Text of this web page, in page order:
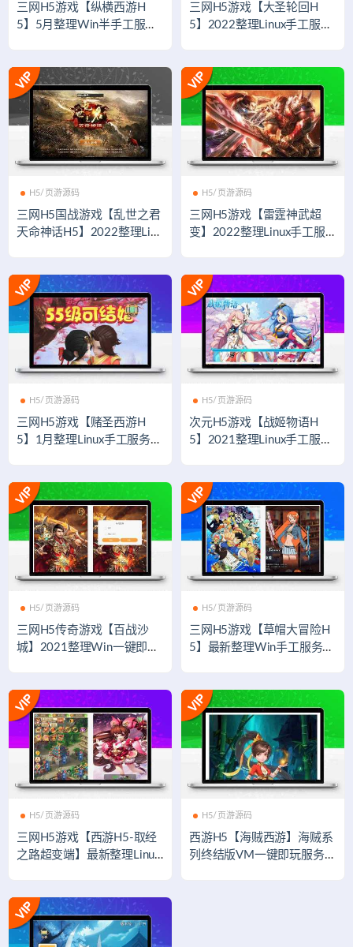
三网H5游戏【纵横西游H
5】5月整理Win半手工服务
三网H5游戏【大圣轮回H
5】2022整理Linux手工服务
H5/页游源码
三网H5国战游戏【乱世之君
天命神话H5】2022整理Linu
H5/页游源码
三网H5游戏【雷霆神武超
变】2022整理Linux手工服
H5/页游源码
三网H5游戏【赌圣西游H
5】1月整理Linux手工服务端
H5/页游源码
次元H5游戏【战姬物语H
5】2021整理Linux手工服务
H5/页游源码
三网H5传奇游戏【百战沙
城】2021整理Win一键即玩
H5/页游源码
三网H5游戏【草帽大冒险H
5】最新整理Win手工服务端
H5/页游源码
三网H5游戏【西游H5-取经
之路超变端】最新整理Linux
H5/页游源码
西游H5【海贼西游】海贼系
列终结版VM一键即玩服务端